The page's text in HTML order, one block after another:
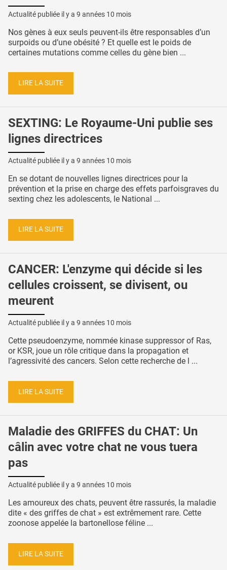
Actualité publiée il y a 9 années 10 mois
Nos gènes à eux seuls peuvent-ils être responsables d’un
surpoids ou d’une obésité ? Et quelle est le poids de
certaines mutations comme celles du gène bien ...
LIRE LA SUITE
SEXTING: Le Royaume-Uni publie ses
lignes directrices
Actualité publiée il y a 9 années 10 mois
En se dotant de nouvelles lignes directrices pour la
prévention et la prise en charge des effets parfoisgraves du
sexting chez les adolescents, le National ...
LIRE LA SUITE
CANCER: L'enzyme qui décide si les
cellules croissent, se divisent, ou
meurent
Actualité publiée il y a 9 années 10 mois
Cette pseudoenzyme, nommée kinase suppressor of Ras,
or KSR, joue un rôle critique dans la propagation et
l’agressivité des cancers. Selon cette recherche de l ...
LIRE LA SUITE
Maladie des GRIFFES du CHAT: Un
câlin avec votre chat ne vous tuera
pas
Actualité publiée il y a 9 années 10 mois
Les amoureux des chats, peuvent être rassurés, la maladie
dite « des griffes de chat » est extrêmement rare. Cette
zoonose appelée la bartonellose féline ...
LIRE LA SUITE